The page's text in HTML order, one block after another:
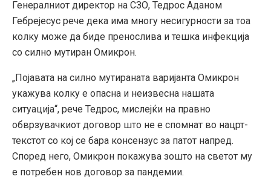
Генералниот директор на СЗО, Тедрос Аданом
Гебрејесус рече дека има многу несигурности за тоа
колку може да биде пренослива и тешка инфекција
со силно мутиран Омикрон.
„Појавата на силно мутираната варијанта Омикрон
укажува колку е опасна и неизвесна нашата
ситуација“, рече Тедрос, мислејќи на правно
обврзувачкиот договор што не е спомнат во нацрт-
текстот со кој се бара консензус за патот напред.
Според него, Омикрон покажува зошто на светот му
е потребен нов договор за пандемии.